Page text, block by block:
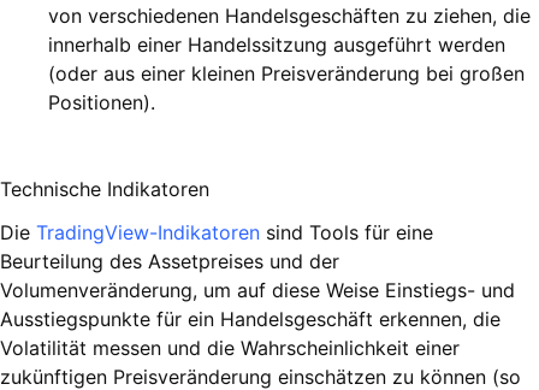
von verschiedenen Handelsgeschäften zu ziehen, die
innerhalb einer Handelssitzung ausgeführt werden
(oder aus einer kleinen Preisveränderung bei großen
Positionen).
Technische Indikatoren
Die TradingView-Indikatoren sind Tools für eine
Beurteilung des Assetpreises und der
Volumenveränderung, um auf diese Weise Einstiegs- und
Ausstiegspunkte für ein Handelsgeschäft erkennen, die
Volatilität messen und die Wahrscheinlichkeit einer
zukünftigen Preisveränderung einschätzen zu können (so